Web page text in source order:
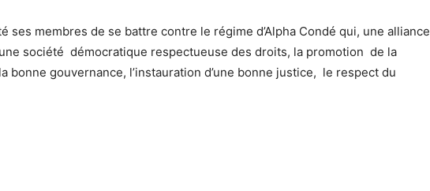
ses membres de se battre contre le régime d’Alpha Condé qui, une alliance
société démocratique respectueuse des droits, la promotion de la
bonne gouvernance, l’instauration d’une bonne justice, le respect du